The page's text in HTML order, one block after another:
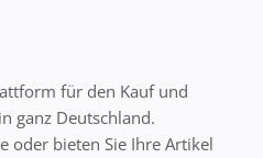
für den Kauf und
ganz Deutschland.
oder bieten Sie Ihre Artikel